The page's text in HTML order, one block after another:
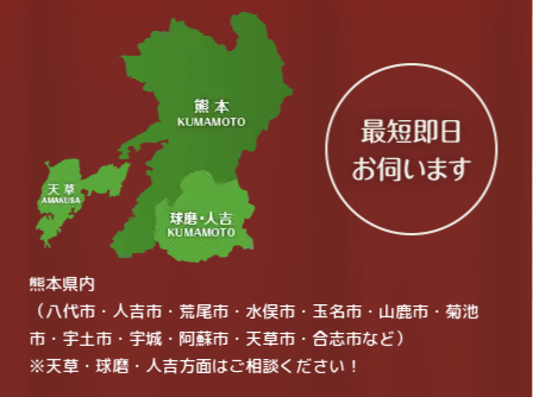
熊本県内
（八代市・人吉市・荒尾市・水俣市・玉名市・山鹿市・菊池
市・宇土市・宇城・阿蘇市・天草市・合志市など）
※天草・球磨・人吉方面はご相談ください！